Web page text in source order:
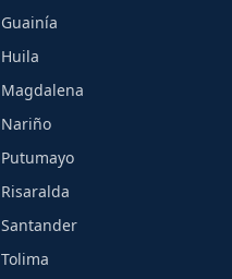
Guainía
Huila
Magdalena
Nariño
Putumayo
Risaralda
Santander
Tolima